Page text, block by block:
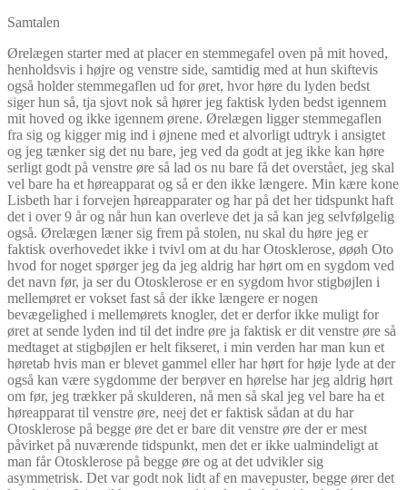
Samtalen
Ørelægen starter med at placer en stemmegafel oven på mit hoved,
henholdsvis i højre og venstre side, samtidig med at hun skiftevis
også holder stemmegaflen ud for øret, hvor høre du lyden bedst
siger hun så, tja sjovt nok så hører jeg faktisk lyden bedst igennem
mit hoved og ikke igennem ørene. Ørelægen ligger stemmegaflen
fra sig og kigger mig ind i øjnene med et alvorligt udtryk i ansigtet
og jeg tænker sig det nu bare, jeg ved da godt at jeg ikke kan høre
serligt godt på venstre øre så lad os nu bare få det overstået, jeg skal
vel bare ha et høreapparat og så er den ikke længere. Min kære kone
Lisbeth har i forvejen høreapparater og har på det her tidspunkt haft
det i over 9 år og når hun kan overleve det ja så kan jeg selvfølgelig
også. Ørelægen læner sig frem på stolen, nu skal du høre jeg er
faktisk overhovedet ikke i tvivl om at du har Otosklerose, øøøh Oto
hvod for noget spørger jeg da jeg aldrig har hørt om en sygdom ved
det navn før, ja ser du Otosklerose er en sygdom hvor stigbøjlen i
mellemøret er vokset fast så der ikke længere er nogen
bevægelighed i mellemørets knogler, det er derfor ikke muligt for
øret at sende lyden ind til det indre øre ja faktisk er dit venstre øre så
medtaget at stigbøjlen er helt fikseret, i min verden har man kun et
høretab hvis man er blevet gammel eller har hørt for høje lyde at der
også kan være sygdomme der berøver en hørelse har jeg aldrig hørt
om før, jeg trækker på skulderen, nå men så skal jeg vel bare ha et
høreapparat til venstre øre, neej det er faktisk sådan at du har
Otosklerose på begge øre det er bare dit venstre øre der er mest
påvirket på nuværende tidspunkt, men det er ikke ualmindeligt at
man får Otosklerose på begge øre og at det udvikler sig
asymmetrisk. Det var godt nok lidt af en mavepuster, begge ører det